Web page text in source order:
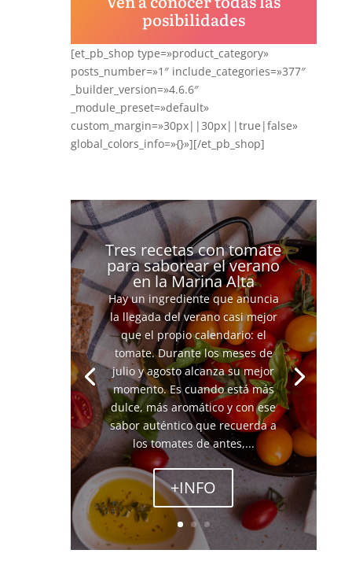
posibilidades
[et_pb_shop type=»product_category»
posts_number=»1″ include_categories=»377″
_builder_version=»4.6.6″
_module_preset=»default»
custom_margin=»30px||30px||true|false»
global_colors_info=»{}»][/et_pb_shop]
Tres recetas con tomate
para saborear el verano
en la Marina Alta
Hay un ingrediente que anuncia
la llegada del verano casi mejor
que el propio calendario: el
tomate. Durante los meses de
julio y agosto alcanza su mejor
momento. Es cuando está más
dulce, más aromático y con ese
sabor auténtico que recuerda a
los tomates de antes,...
+INFO